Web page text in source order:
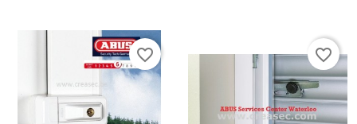
favorite_border favorite_border